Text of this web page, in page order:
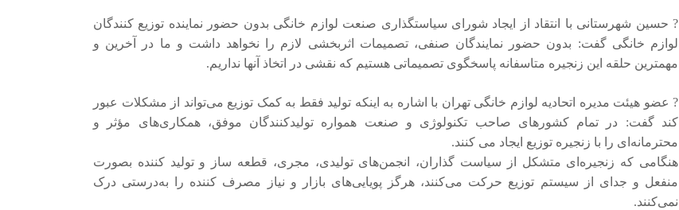
? حسین شهرستانی با انتقاد از ایجاد شورای سیاستگذاری صنعت لوازم خانگی بدون حضور نماینده توزیع کنندگان
لوازم خانگی گفت: بدون حضور نمایندگان صنفی، تصمیمات اثربخشی لازم را نخواهد داشت و ما در آخرین و
مهمترین حلقه این زنجیره متاسفانه پاسخگوی تصمیماتی هستیم که نقشی در اتخاذ آنها نداریم.
? عضو هیئت مدیره اتحادیه لوازم خانگی تهران با اشاره به اینکه تولید فقط به کمک توزیع می‌تواند از مشکلات عبور
کند گفت: در تمام کشورهای صاحب تکنولوژی و صنعت همواره تولید‌کنندگان‌ موفق، همکاری‌های مؤثر و
محترمانه‌ای را با زنجیره توزیع ایجاد می کنند.
هنگامی که زنجیره‌ای متشکل از سیاست گذاران، انجمن‌های تولیدی، مجری، قطعه ساز و تولید کننده بصورت
منفعل و جدای از سیستم توزیع حرکت می‌کنند، هرگز پویایی‌های بازار و نیاز مصرف کننده را به‌درستی درک
نمی‌کنند.